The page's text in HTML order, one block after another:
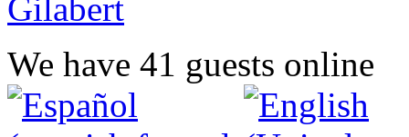
We have 41 guests online